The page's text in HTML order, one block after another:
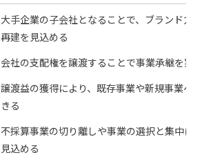
大手企業の子会社となることで、ブランド力
再建を見込める
会社の支配権を譲渡することで事業承継を
譲渡益の獲得により、既存事業や新規事業へ
きる
不採算事業の切り離しや事業の選択と集中に
見込める